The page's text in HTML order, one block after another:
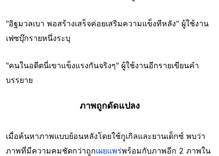
"อิฐมวลเบา พอสร้างเสร็จค่อยเสริมความแข็งทีหลัง" ผู้ใช้งาน
เฟซบุ๊กรายหนึ่งระบุ
"คนในอดีตนี่เขาแข็งแรงกันจริงๆ" ผู้ใช้งานอีกรายเขียนคำ
บรรยาย
ภาพถูกดัดแปลง
เมื่อค้นหาภาพแบบย้อนหลังโดยใช้กูเกิลและยานเด็กซ์ พบว่า
ภาพที่มีความคมชัดกว่าถูกเผยแพร่พร้อมกับภาพอีก 2 ภาพใน